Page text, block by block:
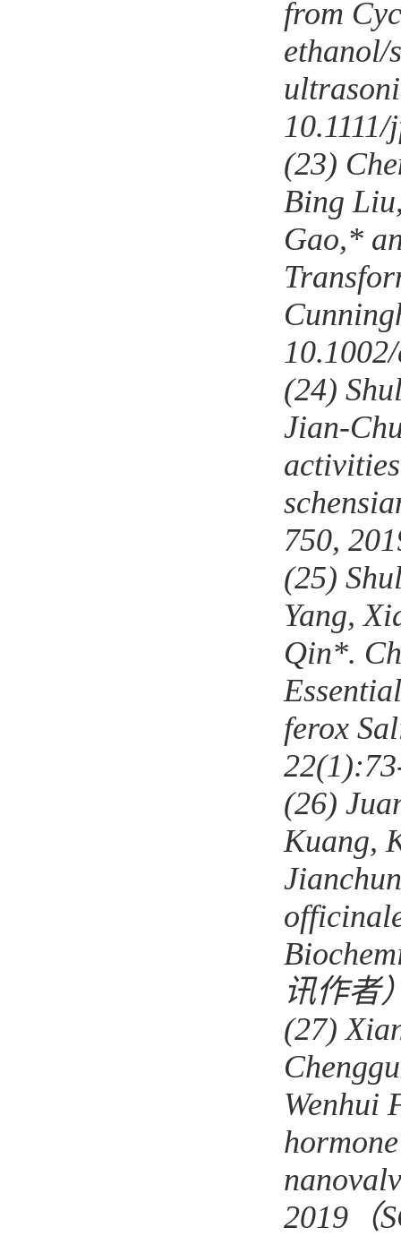
from
ethanol/
(23)
Bing
Gao,*
(24)
Jian-
750, 201
(25)
Yang,
Qin*.
ferox
22(1):73
(26)
Kuang,
Jianchu
讯作者
(27)
Wenhui
2019 （